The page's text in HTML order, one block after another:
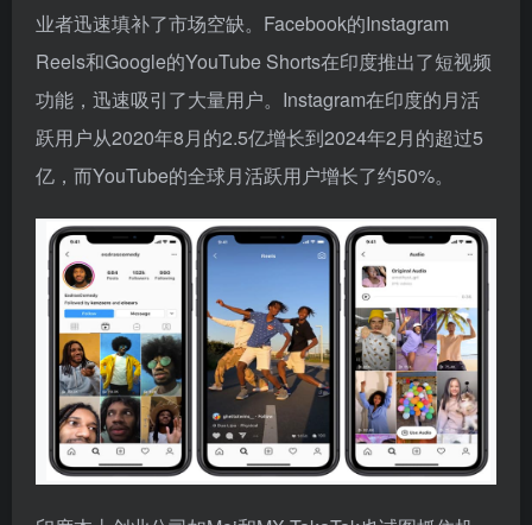
业者迅速填补了市场空缺。Facebook的Instagram
Reels和Google的YouTube Shorts在印度推出了短视频
功能，迅速吸引了大量用户。Instagram在印度的月活
跃用户从2020年8月的2.5亿增长到2024年2月的超过5
亿，而YouTube的全球月活跃用户增长了约50%。